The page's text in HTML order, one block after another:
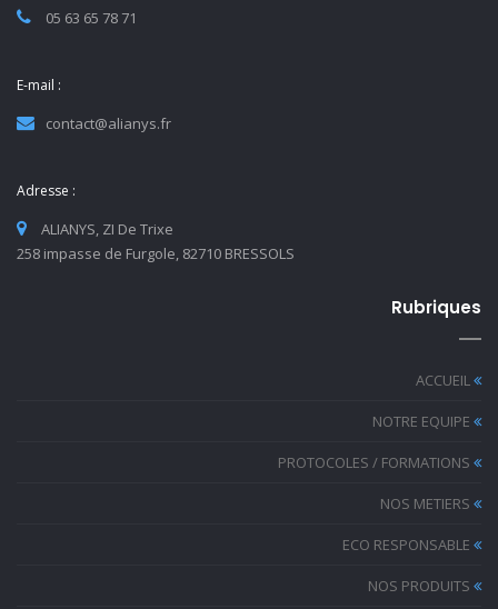
05 63 65 78 71
E-mail :
contact@alianys.fr
Adresse :
ALIANYS, ZI De Trixe
258 impasse de Furgole, 82710 BRESSOLS
Rubriques
ACCUEIL
NOTRE EQUIPE
PROTOCOLES / FORMATIONS
NOS METIERS
ECO RESPONSABLE
NOS PRODUITS